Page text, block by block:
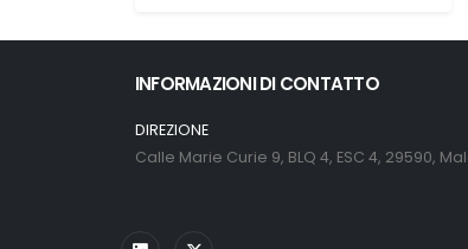
INFORMAZIONI DI CONTATTO
DIREZIONE
Calle Marie Curie 9, BLQ 4, ESC 4, 29590,